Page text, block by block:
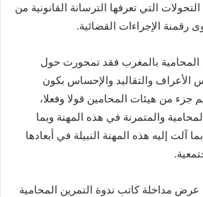
التي تعرفها الترسانة القانونية من
رقمنة الإجراءات القضائية.
المحامية بالمغرب فقد تمحورت حول
والتقاليد والإحساس بكون
جزء من هيئات المحامين قولا وفعلا،
والمتمرنة في هذه المهنة وبما
آلت إليه هذه المهنة النبيلة في أبعادها
مداخلة كاتب ندوة التمرين المحامية